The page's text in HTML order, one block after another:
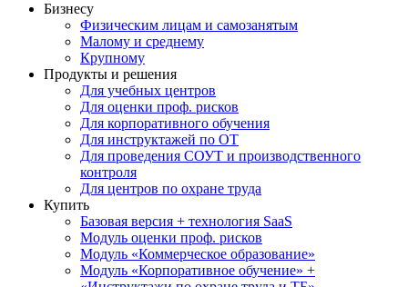
Бизнесу
Физическим лицам и самозанятым
Малому и среднему
Крупному
Продукты и решения
Для учебных центров
Для оценки проф. рисков
Для корпоративного обучения
Для инструктажей по ОТ
Для проведения СОУТ и производственного
контроля
Для центров по охране труда
Купить
Базовая версия + технология SaaS
Модуль оценки проф. рисков
Модуль «Коммерческое образование»
Модуль «Корпоративное обучение» +